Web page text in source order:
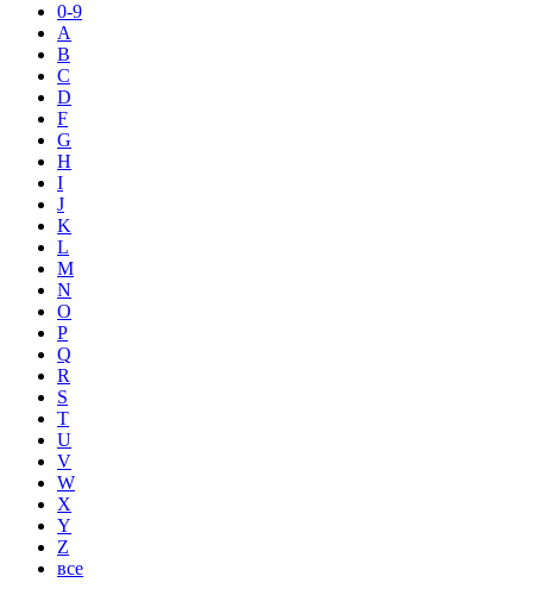
0-9
A
B
C
D
F
G
H
I
J
K
L
M
N
O
P
Q
R
S
T
U
V
W
X
Y
Z
все